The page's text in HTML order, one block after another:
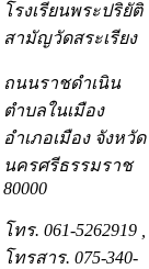
โรงเรียนพระปริยัติ
สามัญวัดสระเรียง
ถนนราชดำเนิน
ตำบลในเมือง
อำเภอเมือง จังหวัด
นครศรีธรรมราช
80000
โทร. 061-5262919
โทรสาร. 075-340-